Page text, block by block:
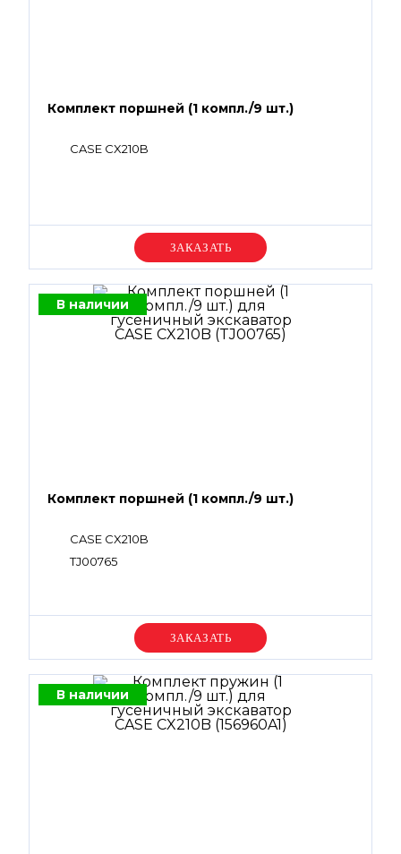
Комплект поршней (1 компл./9 шт.)
CASE CX210B
Уточняйте цену
В наличии
Комплект поршней (1 компл./9 шт.)
CASE CX210B
TJ00765
Уточняйте цену
В наличии